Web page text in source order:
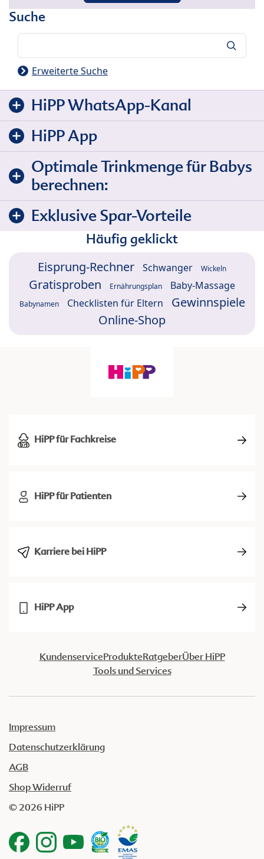
Suche
Erweiterte Suche
HiPP WhatsApp-Kanal
HiPP App
Optimale Trinkmenge für Babys
berechnen:
Exklusive Spar-Vorteile
Häufig geklickt
Eisprung-Rechner Schwanger Wickeln
Gratisproben Ernährungsplan Baby-Massage
Babynamen Checklisten für Eltern
Gewinnspiele
Online-Shop
HiPP für Fachkreise
HiPP für Patienten
Karriere bei HiPP
HiPP App
KundenserviceProdukteRatgeberÜber HiPP
Tools und Services
Impressum
Datenschutzerklärung
AGB
Shop Widerruf
© 2026 HiPP